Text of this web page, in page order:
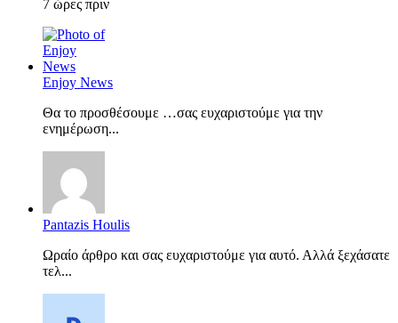
7 ώρες πριν
Enjoy News
Θα το προσθέσουμε …σας ευχαριστούμε για την
ενημέρωση...
Pantazis Houlis
Ωραίο άρθρο και σας ευχαριστούμε για αυτό. Αλλά ξεχάσατε
τελ...